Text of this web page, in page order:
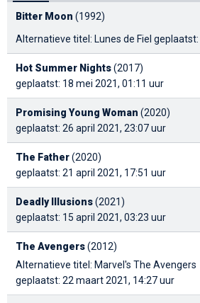
Bitter Moon (1992)
Alternatieve titel: Lunes de Fiel geplaatst:
Hot Summer Nights(2017)
geplaatst: 18 mei 2021, 01:11 uur
Promising Young Woman (2020)
geplaatst: 26 april 2021, 23:07 uur
The Father(2020)
geplaatst: 21 april 2021, 17:51 uur
Deadly Illusions(2021)
geplaatst: 15 april 2021, 03:23 uur
The Avengers(2012)
Alternatieve titel: Marvel's The Avengers
geplaatst: 22 maart 2021, 14:27 uur